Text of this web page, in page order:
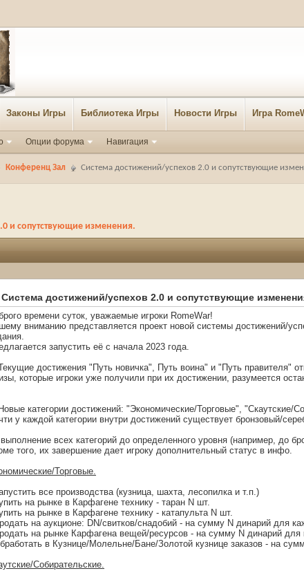
Законы Игры Библиотека Игры Новости Игры Игра
Опции форума Навигация
Конференц Зал Система достижений/успехов 2.0 и сопутствующие
и сопутствующие изменения.
Система достижений/успехов 2.0 и сопутствующие
времени суток, уважаемые игроки RomeWar!
вниманию представляется проект новой системы достижений/
запустить её с начала 2023 года.
достижения "Путь новичка", Путь воина" и "Путь правителя"
которые игроки уже получили при их достижении, разумеется
категории достижений: "Экономические/Торговые",
у каждой категории внутри достижений существует бронзовый/
всех категорий до определенного уровня (например, до
того, их завершение дает игроку дополнительный статус в инфо.
Торговые.
все производства (кузница, шахта, лесопилка и т.п.)
на рынке в Карфагене технику - таран N шт.
на рынке в Карфагене технику - катапульта N шт.
на аукционе: DN/свитков/снадобий - на сумму N динарий для
на рынке Карфагена вещей/ресурсов - на сумму N динарий для
в Кузнице/Молельне/Бане/Золотой кузнице заказов - на
Собирательские.